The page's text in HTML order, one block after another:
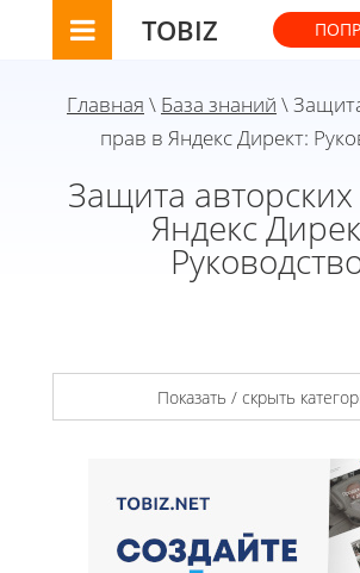
TOBIZ
Главная \ База знаний \
прав в Яндекс Директ:
Защита
Яндекс
Показать / скрыть